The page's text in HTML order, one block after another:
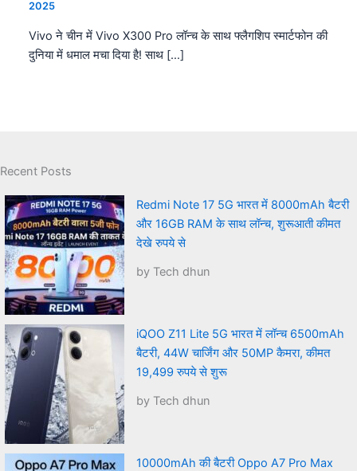
2025
Vivo ने चीन में Vivo X300 Pro लॉन्च के साथ फ्लैगशिप स्मार्टफोन की
दुनिया में धमाल मचा दिया है! साथ […]
Recent Posts
Redmi Note 17 5G भारत में 8000mAh बैटरी
और 16GB RAM के साथ लॉन्च, शुरूआती कीमत
देखे रुपये से
by Tech dhun
iQOO Z11 Lite 5G भारत में लॉन्च 6500mAh
बैटरी, 44W चार्जिंग और 50MP कैमरा, कीमत
19,499 रुपये से शुरू
by Tech dhun
10000mAh की बैटरी Oppo A7 Pro Max